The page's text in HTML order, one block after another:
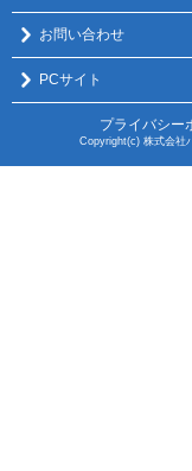
お問い合わせ
PCサイト
プライバシー
Copyright(c) 株式会社